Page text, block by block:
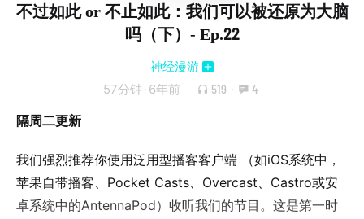
不过如此 or 不止如此：我们可以被还原为大脑
吗（下）- Ep.22
神经漫游
57分钟 · 6年前 519 · 4
隔周二更新
我们强烈推荐你使用泛用型播客客户端 （如iOS系统中，
苹果自带播客、Pocket Casts、Overcast、Castro或安
卓系统中的AntennaPod）收听我们的节目。这是第一时